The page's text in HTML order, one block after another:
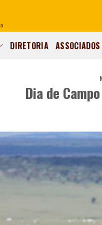
DIRETORIA ASSOCIADOS
Dia de